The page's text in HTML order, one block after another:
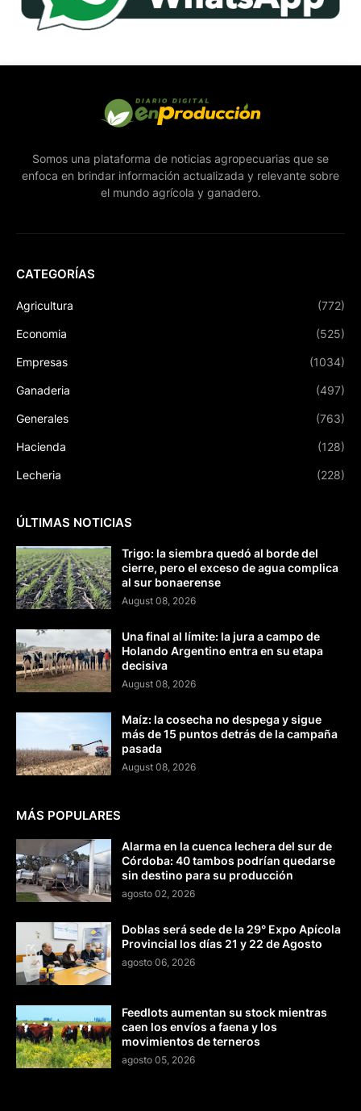
Somos una plataforma de noticias agropecuarias que se
enfoca en brindar información actualizada y relevante sobre
el mundo agrícola y ganadero.
CATEGORÍAS
Agricultura (772)
Economia (525)
Empresas (1034)
Ganaderia (497)
Generales (763)
Hacienda (128)
Lecheria (228)
ÚLTIMAS NOTICIAS
Trigo: la siembra quedó al borde del
cierre, pero el exceso de agua complica
al sur bonaerense
August 08, 2026
Una final al límite: la jura a campo de
Holando Argentino entra en su etapa
decisiva
August 08, 2026
Maíz: la cosecha no despega y sigue
más de 15 puntos detrás de la campaña
pasada
August 08, 2026
MÁS POPULARES
Alarma en la cuenca lechera del sur de
Córdoba: 40 tambos podrían quedarse
sin destino para su producción
agosto 02, 2026
Doblas será sede de la 29° Expo Apícola
Provincial los días 21 y 22 de Agosto
agosto 06, 2026
Feedlots aumentan su stock mientras
caen los envíos a faena y los
movimientos de terneros
agosto 05, 2026